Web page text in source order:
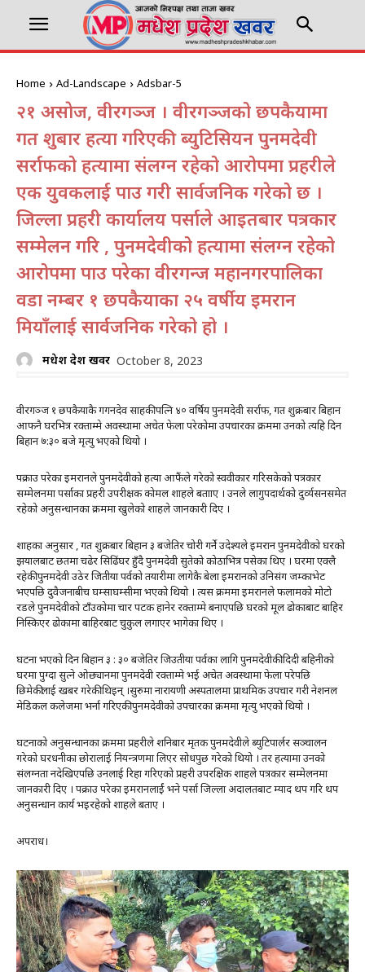
Home Ad-Landscape Adsbar-5
२१ असाेज, वीरगञ्ज । वीरगञ्जको छपकैयामा
गत शुक्रबार हत्या गरिएकी ब्युटिसियन पुनमदेवी
सर्राफको हत्यामा संलग्न रहेको आरोपमा प्रहरीले
एक युवकलाई पक्राउ गरी सार्वजनिक गरेको छ ।
जिल्ला प्रहरी कार्यालय पर्साले आइतबार पत्रकार
सम्मेलन गरि , पुनमदेवीको हत्यामा संलग्न रहेको
आरोपमा पक्राउ परेका वीरगन्ज महानगरपालिका
वडा नम्बर १ छपकैयाका २५ वर्षीय इमरान
मियाँलाई सार्वजनिक गरेको हो ।
मधेश प्रदेश खवर October 8, 2023
वीरगञ्ज १ छपकैयाकै गगनदेव साहकी पत्नि ४० वर्षिय पुनमदेवी सर्राफ, गत शुक्रबार बिहान
आफनै घरभित्र रक्ताम्मे अवस्थामा अचेत फेला परेकोमा उपचारका क्रममा उनको त्यहि दिन
बिहान ७:३० बजे मृत्यु भएको थियो ।
पक्राउ परेका इमरानले पुनमदेवीको हत्या आफैंले गरेको स्ववीकार गरिसकेको पत्रकार
सम्मेलनमा पर्साका प्रहरी उपरीक्षक कोमल शाहले बतााए । उनले लागुपदार्थको दुर्व्यसनसमेत
रहेको अनुसन्धानका क्रममा खुलेको शाहले जानकारी दिए ।
शाहका अनुसार , गत शुक्रबार बिहान ३ बजेतिर चोरी गर्ने उदेश्यले इमरान पुनमदेवीको घरको
झयालबाट छतमा चढेर सिढिंघर हुँदै पुनमदेवी सुतेको कोठाभित्र पसेका थिए । घरमा एक्लै
रहेकी पुनमदेवी उठेर जितीया पर्वको तयारीमा लागेकै बेला इमरानको उनिसंग जम्काभेट
भएपछि दुवैजनाबीच घम्साघम्सीमा भएको थियो । त्यस क्रममा इमरानले फलामको मोटो
रडले पुनमदेवीको टाँउकोमा चार पटक हानेर रक्ताम्मे बनाएपछि घरको मूल ढोकाबाट बाहिर
निस्किएर ढोकामा बाहिरबाट चुकुल लगाएर भागेका थिए ।
घटना भएकाे दिन बिहान ३ : ३० बजेतिर जिउतीया पर्वका लागि पुनमदेवीकी दिदी बहिनीको
घरमा पुग्दा सुत्ने ओछ्यानमा पुनमदेवी रक्ताम्मे भई अचेत अवस्थामा फेला परेपछि
छिमेकीलाई खबर गरेकी थिइन् ।सुरुमा नारायणी अस्पतालमा प्राथमिक उपचार गरी नेशनल
मेडिकल कलेजमा भर्ना गरिएकी पुनमदेवीको उपचारका क्रममा मृत्यु भएको थियो ।
घटनाको अनुसन्धानका क्रममा प्रहरीले शनिबार मृतक पुनमदेवीले ब्युटिपार्लर सञ्चालन
गरेको घरधनीका छोरालाई नियन्त्रणमा लिएर सोधपुछ गरेको थियो । तर हत्यामा उनको
संलग्नता नदेखिएपछि उनलाई रिहा गरिएको प्रहरी उपरक्षिक शाहले पत्रकार सम्मेलनमा
जानकारी दिए । पक्राउ परेका इमरानलार्ई भने पर्सा जिल्ला अदालतबाट म्याद थप गरि थप
अनुसन्धान कार्य भइरहेको शाहले बताए ।
अपराध।